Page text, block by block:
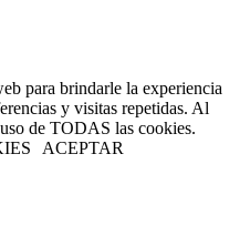
para brindarle la experiencia
y visitas repetidas. Al
de TODAS las cookies.
ACEPTAR